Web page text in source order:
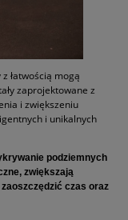
łatwością mogą
zaprojektowane z
i zwiększeniu
i unikalnych
podziemnych
zwiększają
czas oraz